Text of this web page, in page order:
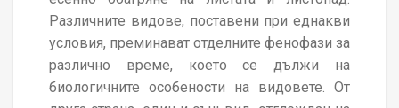
Различните видове, поставени при еднакви
условия, преминават отделните фенофази за
различно време, което се дължи на
биологичните особености на видовете. От